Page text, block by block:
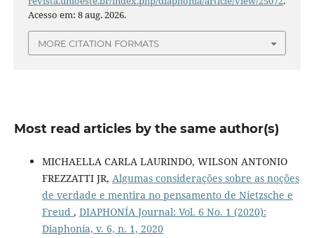
Acesso em: 8 aug. 2026.
MORE CITATION FORMATS
Most read articles by the same author(s)
MICHAELLA CARLA LAURINDO, WILSON ANTONIO
FREZZATTI JR, Algumas considerações sobre as noções
de verdade e mentira no pensamento de Nietzsche e
Freud , DIAPHONÍA Journal: Vol. 6 No. 1 (2020):
Diaphonía, v. 6, n. 1, 2020